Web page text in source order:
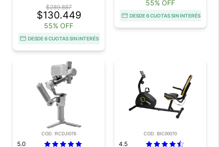
$289.887
$130.449
55% OFF
DESDE 6 CUOTAS SIN INTERÉS
55% OFF
DESDE 6 CUOTAS SIN INTERÉS
COD. RCDJI076
5.0
COD. BIC00070
4.5